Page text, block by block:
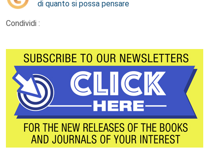
di quanto si possa pensare
Condividi :